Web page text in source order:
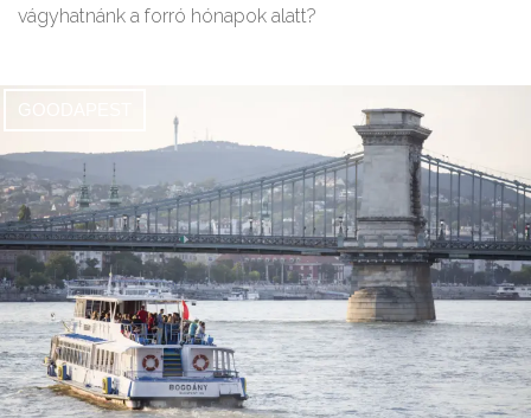
vágyhatnánk a forró hónapok alatt?